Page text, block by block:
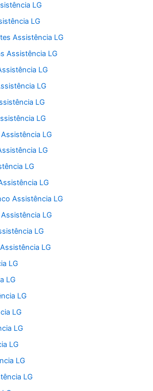
LG
LG
Assistência LG
Assistência LG
LG
LG
LG
LG
LG
LG
LG
LG
Assistência LG
LG
LG
LG
LG
LG
LG
LG
LG
LG
LG
LG